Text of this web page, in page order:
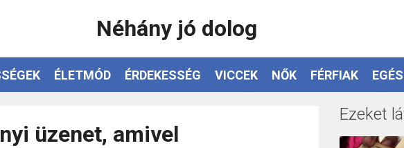
Néhány jó dolog
ÉLETMÓD ÉRDEKESSÉG VICCEK NŐK FÉRFIAK
üzenet, amivel
Ezeket